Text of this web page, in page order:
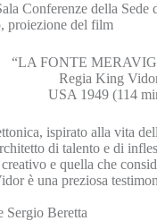
Conferenze della
proiezione del film
“LA FONTE
Regia King
USA 1949 (114
ispirato alla vita
di talento e di
e quella che
è una preziosa
Sergio Beretta